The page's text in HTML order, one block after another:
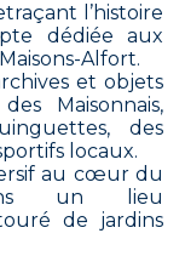
l’histoire
dédiée aux
Alfort.
et objets
Maisonnais,
des
locaux.
au cœur du
un lieu
de jardins